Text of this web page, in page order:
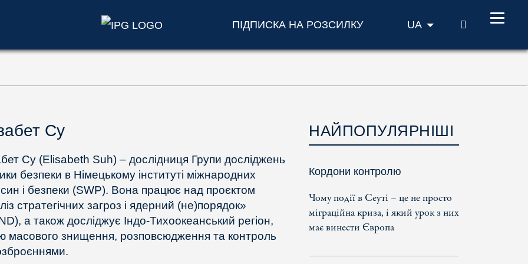
ПІДПИСКА НА РОЗСИЛКУ UA ПОШУК
Су
Су (Elisabeth Suh) – дослідниця Групи досліджень
безпеки в Німецькому інституті міжнародних
і безпеки (SWP). Вона працює над проєктом
стратегічних загроз і ядерний (не)порядок»
а також досліджує Індо-Тихоокеанський регіон,
масового знищення, розповсюдження та контроль
НАЙПОПУЛЯРНІШІ
Кордони контролю
Чому події в Сеуті – це не просто
міграційна криза, і який урок з них
має винести Європа